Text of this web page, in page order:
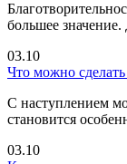
большее
03.10
Что можно
С наступлением
становится
03.10